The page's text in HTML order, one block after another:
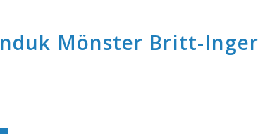
Mönster Britt-Inger